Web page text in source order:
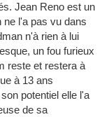
Jean Reno est un
ne l'a pas vu dans
n'à rien à lui
un fou furieux
reste et restera à
à 13 ans
potentiel elle l'a
de sa